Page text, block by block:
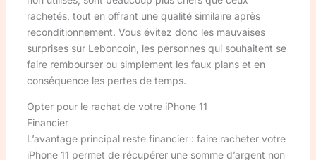
rachetés, tout en offrant une qualité similaire après
reconditionnement. Vous évitez donc les mauvaises
surprises sur Leboncoin, les personnes qui souhaitent se
faire rembourser ou simplement les faux plans et en
conséquence les pertes de temps.
Opter pour le rachat de votre iPhone 11
Financier
L’avantage principal reste financier : faire racheter votre
iPhone 11 permet de récupérer une somme d’argent non